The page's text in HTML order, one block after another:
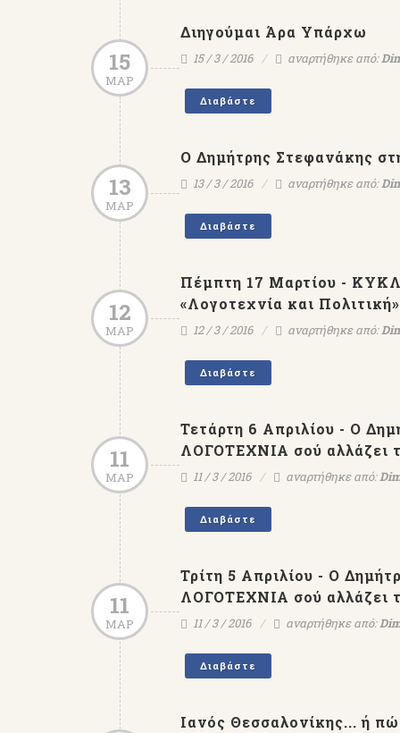
15
ΜΑΡ
Διηγούμαι Άρα Υπάρχω
15 / 3 / 2016 αναρτήθηκε από:
Διαβάστε
13
ΜΑΡ
Ο Δημήτρης Στεφανάκης
13 / 3 / 2016 αναρτήθηκε από:
Διαβάστε
12
ΜΑΡ
Πέμπτη 17 Μαρτίου -
«Λογοτεχνία και Πολιτική»
12 / 3 / 2016 αναρτήθηκε από:
Διαβάστε
11
ΜΑΡ
Τετάρτη 6 Απριλίου - Ο
ΛΟΓΟΤΕΧΝΙΑ σού αλλάζει
11 / 3 / 2016 αναρτήθηκε από:
Διαβάστε
11
ΜΑΡ
Τρίτη 5 Απριλίου - Ο
ΛΟΓΟΤΕΧΝΙΑ σού αλλάζει
11 / 3 / 2016 αναρτήθηκε από:
Διαβάστε
Ιανός Θεσσαλονίκης... ή